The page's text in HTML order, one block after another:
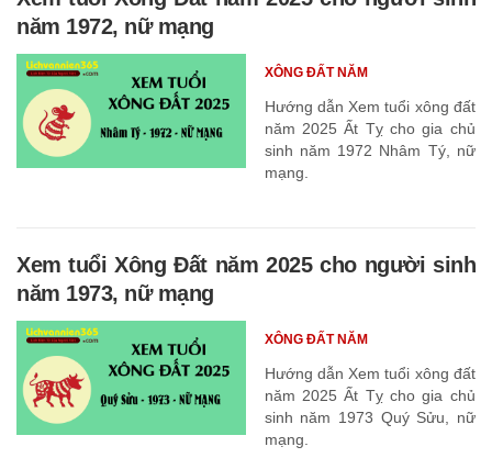
năm 1972, nữ mạng
Hướng dẫn Xem tuổi xông đất
năm 2025 Ất Tỵ cho gia chủ
sinh năm 1972 Nhâm Tý, nữ
mạng.
XÔNG ĐẤT NĂM
Xem tuổi Xông Đất năm 2025 cho người sinh
năm 1973, nữ mạng
Hướng dẫn Xem tuổi xông đất
năm 2025 Ất Tỵ cho gia chủ
sinh năm 1973 Quý Sửu, nữ
mạng.
XÔNG ĐẤT NĂM